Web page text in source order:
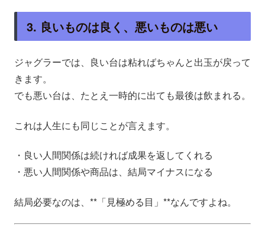
3. 良いものは良く、悪いものは悪い
ジャグラーでは、良い台は粘ればちゃんと出玉が戻って
きます。
でも悪い台は、たとえ一時的に出ても最後は飲まれる。
これは人生にも同じことが言えます。
・良い人間関係は続ければ成果を返してくれる
・悪い人間関係や商品は、結局マイナスになる
結局必要なのは、**「見極める目」**なんですよね。